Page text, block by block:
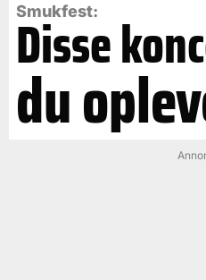
Smukfest:
Disse
du